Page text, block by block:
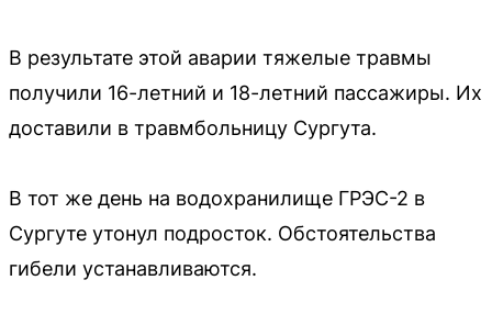
В результате этой аварии тяжелые травмы
получили 16-летний и 18-летний пассажиры. Их
доставили в травмбольницу Сургута.
В тот же день на водохранилище ГРЭС-2 в
Сургуте утонул подросток. Обстоятельства
гибели устанавливаются.